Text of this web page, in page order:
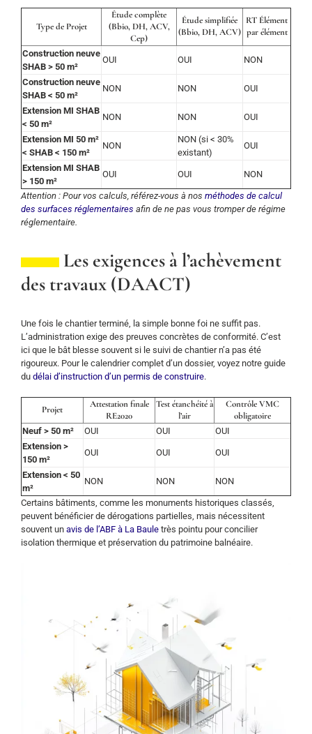
Type de Projet
Étude complète
(Bbio, DH, ACV,
Cep)
Étude simplifiée
(Bbio, DH, ACV)
RT Élément
par élément
Construction neuve
SHAB > 50 m²
OUI OUI NON
Construction neuve
SHAB < 50 m²
NON NON OUI
Extension MI SHAB
< 50 m²
NON NON OUI
Extension MI 50 m²
< SHAB < 150 m²
NON
NON (si < 30%
existant)
OUI
Extension MI SHAB
> 150 m²
OUI OUI NON
Attention : Pour vos calculs, référez-vous à nos méthodes de calcul
des surfaces réglementaires afin de ne pas vous tromper de régime
réglementaire.
Les exigences à l’achèvement
des travaux (DAACT)
Une fois le chantier terminé, la simple bonne foi ne suffit pas.
L’administration exige des preuves concrètes de conformité. C’est
ici que le bât blesse souvent si le suivi de chantier n’a pas été
rigoureux. Pour le calendrier complet d’un dossier, voyez notre guide
du délai d’instruction d’un permis de construire.
Projet
Attestation finale
RE2020
Test étanchéité à
l’air
Contrôle VMC
obligatoire
Neuf > 50 m² OUI OUI
OUI
Extension >
150 m²
OUI OUI OUI
Extension < 50
m²
NON NON NON
Certains bâtiments, comme les monuments historiques classés,
peuvent bénéficier de dérogations partielles, mais nécessitent
souvent un avis de l’ABF à La Baule très pointu pour concilier
isolation thermique et préservation du patrimoine balnéaire.